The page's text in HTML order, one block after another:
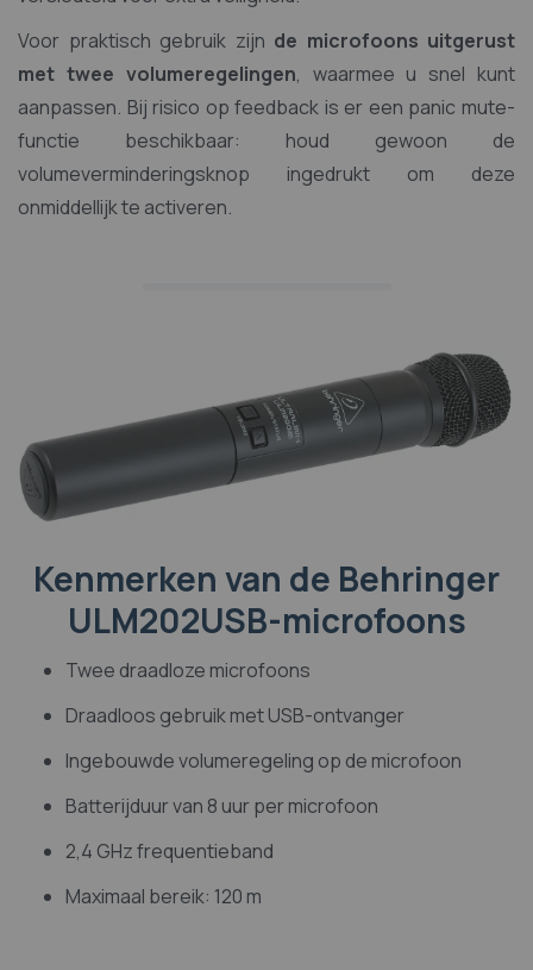
Voor praktisch gebruik zijn de microfoons uitgerust
met twee volumeregelingen, waarmee u snel kunt
aanpassen. Bij risico op feedback is er een panic mute-
functie beschikbaar: houd gewoon de
volumeverminderingsknop ingedrukt om deze
onmiddellijk te activeren.
Kenmerken van de Behringer
ULM202USB-microfoons
Twee draadloze microfoons
Draadloos gebruik met USB-ontvanger
Ingebouwde volumeregeling op de microfoon
Batterijduur van 8 uur per microfoon
2,4 GHz frequentieband
Maximaal bereik: 120 m